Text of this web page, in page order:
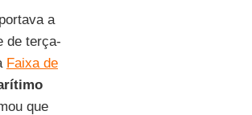
a
de terça-
Faixa de
que